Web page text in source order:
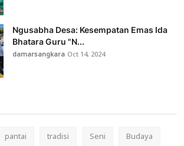
Ngusabha Desa: Kesempatan Emas Ida
Bhatara Guru "N...
damarsangkara Oct 14, 2024
pantai tradisi Seni
Budaya